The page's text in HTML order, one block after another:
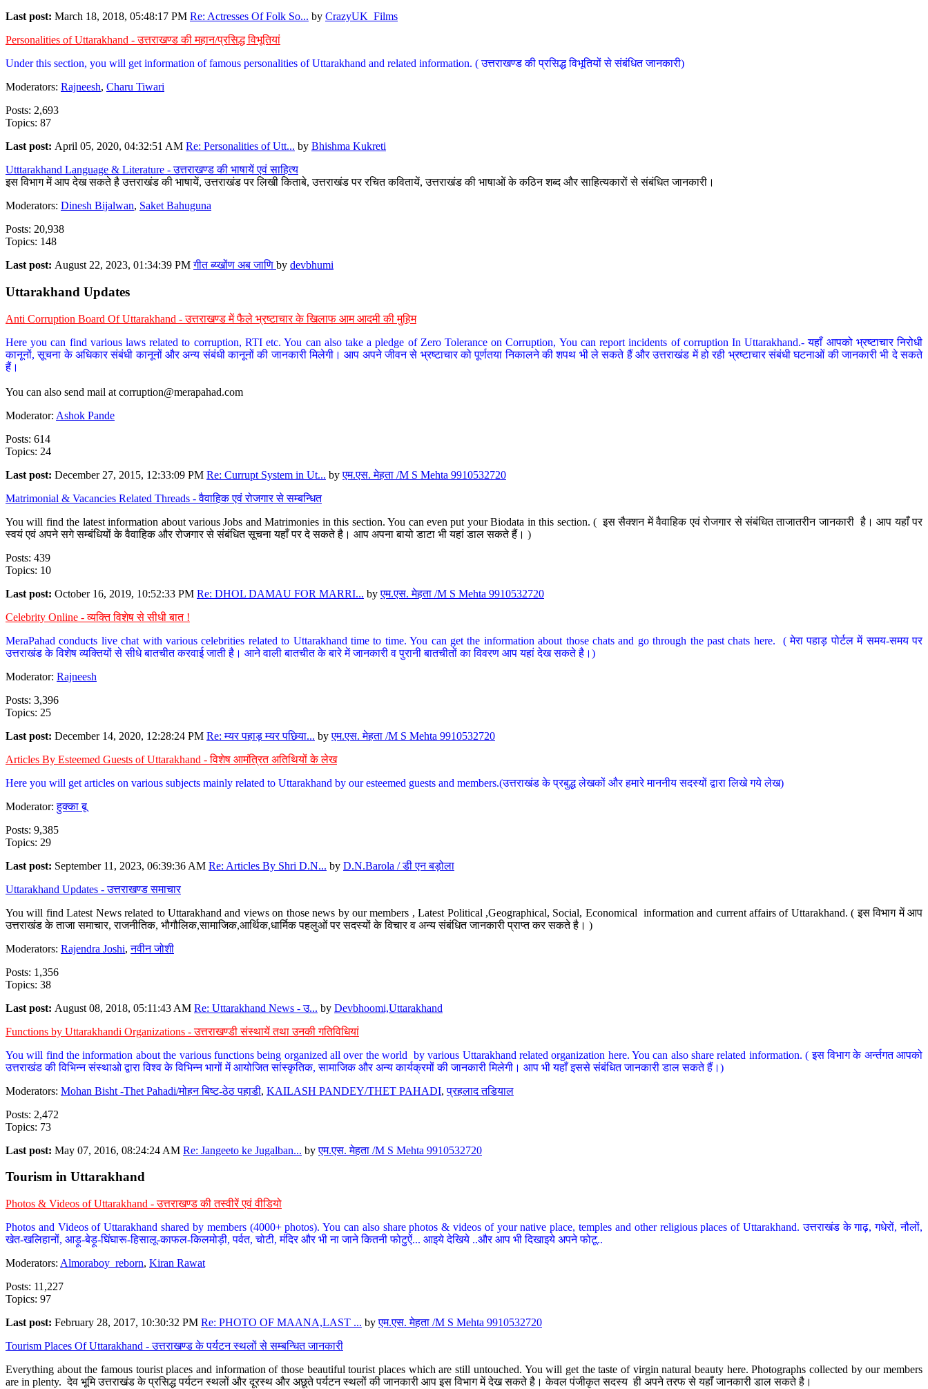
Last post: March 18, 2018, 05:48:17 PM Re: Actresses Of Folk So... by CrazyUK_Films
Personalities of Uttarakhand - उत्तराखण्ड की महान/प्रसिद्ध विभूतियां
Under this section, you will get information of famous personalities of Uttarakhand and related information. ( उत्तराखण्ड की प्रसिद्ध विभूतियों से संबंधित जानकारी)
Moderators: Rajneesh, Charu Tiwari
Posts: 2,693
Topics: 87
Last post: April 05, 2020, 04:32:51 AM Re: Personalities of Utt... by Bhishma Kukreti
Utttarakhand Language & Literature - उत्तराखण्ड की भाषायें एवं साहित्य
इस विभाग में आप देख सकते है उत्तराखंड की भाषायें, उत्तराखंड पर लिखी किताबे, उत्तराखंड पर रचित कवितायें, उत्तराखंड की भाषाओं के कठिन शब्द और साहित्यकारों से संबंधित जानकारी।
Moderators: Dinesh Bijalwan, Saket Bahuguna
Posts: 20,938
Topics: 148
Last post: August 22, 2023, 01:34:39 PMगीत ब्य्खोंण अब जाणि by devbhumi
Uttarakhand Updates
Anti Corruption Board Of Uttarakhand - उत्तराखण्ड में फैले भ्रष्टाचार के खिलाफ आम आदमी की मुहिम
Here you can find various laws related to corruption, RTI etc. You can also take a pledge of Zero Tolerance on Corruption, You can report incidents of corruption In Uttarakhand.- यहाँ आपको भ्रष्टाचार निरोधी
कानूनों, सूचना के अधिकार संबंधी कानूनों और अन्य संबंधी कानूनों की जानकारी मिलेगी। आप अपने जीवन से भ्रष्टाचार को पूर्णतया निकालने की शपथ भी ले सकते हैं और उत्तराखंड में हो रही भ्रष्टाचार संबंधी घटनाओं की जानकारी भी दे सकते
हैं।
You can also send mail at corruption@merapahad.com
Moderator: Ashok Pande
Posts: 614
Topics: 24
Last post: December 27, 2015, 12:33:09 PM Re: Currupt System in Ut... byएम.एस. मेहता /M S Mehta 9910532720
Matrimonial & Vacancies Related Threads - वैवाहिक एवं रोजगार से सम्बन्धित
You will find the latest information about various Jobs and Matrimonies in this section. You can even put your Biodata in this section. ( इस सैक्शन में वैवाहिक एवं रोजगार से संबंधित ताजातरीन जानकारी है। आप यहाँ पर
स्वयं एवं अपने सगे सम्बंधियों के वैवाहिक और रोजगार से संबंधित सूचना यहाँ पर दे सकते है। आप अपना बायो डाटा भी यहां डाल सकते हैं। )
Posts: 439
Topics: 10
Last post: October 16, 2019, 10:52:33 PM Re: DHOL DAMAU FOR MARRI... byएम.एस. मेहता /M S Mehta 9910532720
Celebrity Online - व्यक्ति विशेष से सीधी बात !
MeraPahad conducts live chat with various celebrities related to Uttarakhand time to time. You can get the information about those chats and go through the past chats here. ( मेरा पहाड़ पोर्टल में समय-समय पर
उत्तराखंड के विशेष व्यक्तियों से सीधे बातचीत करवाई जाती है। आने वाली बातचीत के बारे में जानकारी व पुरानी बातचीतों का विवरण आप यहां देख सकते है।)
Moderator: Rajneesh
Posts: 3,396
Topics: 25
Last post: December 14, 2020, 12:28:24 PM Re: म्यर पहाड़ म्यर पछिया... byएम.एस. मेहता /M S Mehta 9910532720
Articles By Esteemed Guests of Uttarakhand - विशेष आमंत्रित अतिथियों के लेख
Here you will get articles on various subjects mainly related to Uttarakhand by our esteemed guests and members.(उत्तराखंड के प्रबुद्ध लेखकों और हमारे माननीय सदस्यों द्वारा लिखे गये लेख)
Moderator:हुक्का बू
Posts: 9,385
Topics: 29
Last post: September 11, 2023, 06:39:36 AM Re: Articles By Shri D.N... by D.N.Barola / डी एन बड़ोला
Uttarakhand Updates - उत्तराखण्ड समाचार
You will find Latest News related to Uttarakhand and views on those news by our members , Latest Political ,Geographical, Social, Economical information and current affairs of Uttarakhand. ( इस विभाग में आप
उत्तराखंड के ताजा समाचार, राजनीतिक, भौगौलिक,सामाजिक,आर्थिक,धार्मिक पहलुओं पर सदस्यों के विचार व अन्य संबंधित जानकारी प्राप्त कर सकते है। )
Moderators: Rajendra Joshi,नवीन जोशी
Posts: 1,356
Topics: 38
Last post: August 08, 2018, 05:11:43 AM Re: Uttarakhand News - उ... by Devbhoomi,Uttarakhand
Functions by Uttarakhandi Organizations - उत्तराखण्डी संस्थायें तथा उनकी गतिविधियां
You will find the information about the various functions being organized all over the world by various Uttarakhand related organization here. You can also share related information. ( इस विभाग के अर्न्तगत आपको
उत्तराखंड की विभिन्न संस्थाओ द्वारा विश्व के विभिन्न भागों में आयोजित सांस्कृतिक, सामाजिक और अन्य कार्यक्रमों की जानकारी मिलेगी। आप भी यहाँ इससे संबंधित जानकारी डाल सकते हैं।)
Moderators: Mohan Bisht -Thet Pahadi/मोहन बिष्ट-ठेठ पहाडी, KAILASH PANDEY/THET PAHADI,प्रहलाद तडियाल
Posts: 2,472
Topics: 73
Last post: May 07, 2016, 08:24:24 AM Re: Jangeeto ke Jugalban... byएम.एस. मेहता /M S Mehta 9910532720
Tourism in Uttarakhand
Photos & Videos of Uttarakhand - उत्तराखण्ड की तस्वीरें एवं वीडियो
Photos and Videos of Uttarakhand shared by members (4000+ photos). You can also share photos & videos of your native place, temples and other religious places of Uttarakhand. उत्तराखंड के गाढ़, गधेरों, नौलों,
खेत-खलिहानों, आड़ू-बेड़ू-घिंघारू-हिसालू-काफल-किलमोड़ी, पर्वत, चोटी, मंदिर और भी ना जाने कितनी फोटुऐं... आइये देखिये ..और आप भी दिखाइये अपने फोटू..
Moderators: Almoraboy_reborn, Kiran Rawat
Posts: 11,227
Topics: 97
Last post: February 28, 2017, 10:30:32 PM Re: PHOTO OF MAANA,LAST ... byएम.एस. मेहता /M S Mehta 9910532720
Tourism Places Of Uttarakhand - उत्तराखण्ड के पर्यटन स्थलों से सम्बन्धित जानकारी
Everything about the famous tourist places and information of those beautiful tourist places which are still untouched. You will get the taste of virgin natural beauty here. Photographs collected by our members
are in plenty. देव भूमि उत्तराखंड के प्रसिद्ध पर्यटन स्थलों और दूरस्थ और अछूते पर्यटन स्थलों की जानकारी आप इस विभाग में देख सकते है। केवल पंजीकृत सदस्य ही अपने तरफ से यहाँ जानकारी डाल सकते है।